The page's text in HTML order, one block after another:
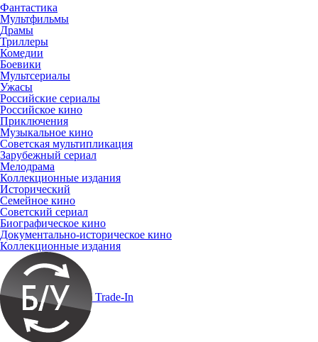
Фантастика
Мультфильмы
Драмы
Триллеры
Комедии
Боевики
Мультсериалы
Ужасы
Российские сериалы
Российское кино
Приключения
Музыкальное кино
Советская мультипликация
Зарубежный сериал
Мелодрама
Коллекционные издания
Исторический
Семейное кино
Советский сериал
Биографическое кино
Документально-историческое кино
Коллекционные издания
Trade-In